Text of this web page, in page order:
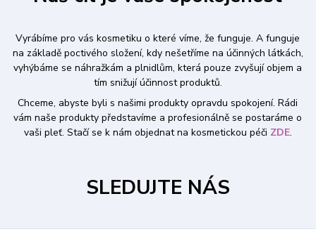
Vyrábíme pro vás kosmetiku o které víme, že funguje. A funguje
na základě poctivého složení, kdy nešetříme na účinných látkách,
vyhýbáme se náhražkám a plnidlům, která pouze zvyšují objem a
tím snižují účinnost produktů.
Chceme, abyste byli s našimi produkty opravdu spokojení. Rádi
vám naše produkty představíme a profesionálně se postaráme o
vaši pleť. Stačí se k nám objednat na kosmetickou péči ZDE.
SLEDUJTE NÁS